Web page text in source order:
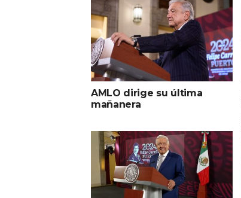
AMLO dirige su última
mañanera